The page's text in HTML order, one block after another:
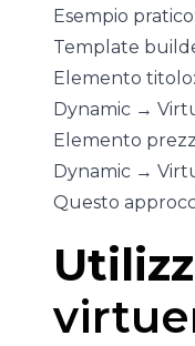
Esempio pratico:
Template
Elemento titolo:
Dynamic →
Elemento
Dynamic →
Questo